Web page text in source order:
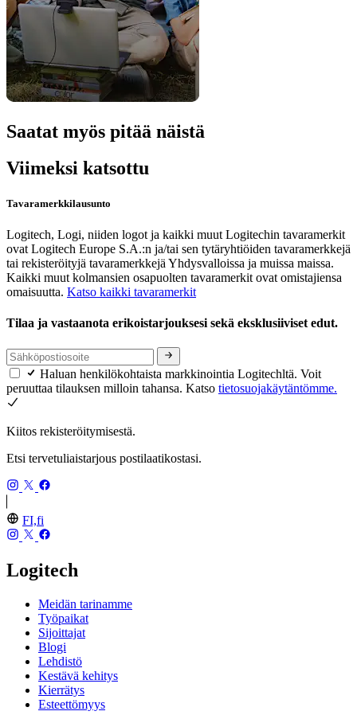
Saatat myös pitää näistä
Viimeksi katsottu
Tavaramerkkilausunto
Logitech, Logi, niiden logot ja kaikki muut Logitechin tavaramerkit
ovat Logitech Europe S.A.:n ja/tai sen tytäryhtiöiden tavaramerkkejä
tai rekisteröityjä tavaramerkkejä Yhdysvalloissa ja muissa maissa.
Kaikki muut kolmansien osapuolten tavaramerkit ovat omistajiensa
omaisuutta. Katso kaikki tavaramerkit
Tilaa ja vastaanota erikoistarjouksesi sekä eksklusiiviset edut.
Haluan henkilökohtaista markkinointia Logitechltä. Voit
peruuttaa tilauksen milloin tahansa. Katso tietosuojakäytäntömme.
Kiitos rekisteröitymisestä.
Etsi tervetuliaistarjous postilaatikostasi.
FI,fi
Logitech
Meidän tarinamme
Työpaikat
Sijoittajat
Blogi
Lehdistö
Kestävä kehitys
Kierrätys
Esteettömyys